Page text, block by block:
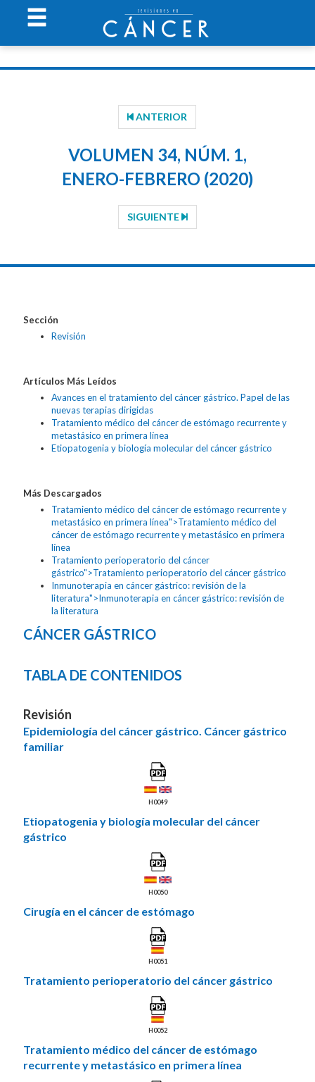
ANTERIOR
VOLUMEN 34, NÚM. 1,
ENERO-FEBRERO (2020)
SIGUIENTE
Sección
Revisión
Artículos Más Leídos
Avances en el tratamiento del cáncer gástrico. Papel de las
nuevas terapias dirigidas
Tratamiento médico del cáncer de estómago recurrente y
metastásico en primera línea
Etiopatogenia y biología molecular del cáncer gástrico
Más Descargados
Tratamiento médico del cáncer de estómago recurrente y
metastásico en primera línea">Tratamiento médico del
cáncer de estómago recurrente y metastásico en primera
línea
Tratamiento perioperatorio del cáncer
gástrico">Tratamiento perioperatorio del cáncer gástrico
Inmunoterapia en cáncer gástrico: revisión de la
literatura">Inmunoterapia en cáncer gástrico: revisión de
la literatura
CÁNCER GÁSTRICO
TABLA DE CONTENIDOS
Revisión
Epidemiología del cáncer gástrico. Cáncer gástrico
familiar
H0049
Etiopatogenia y biología molecular del cáncer
gástrico
H0050
Cirugía en el cáncer de estómago
H0051
Tratamiento perioperatorio del cáncer gástrico
H0052
Tratamiento médico del cáncer de estómago
recurrente y metastásico en primera línea